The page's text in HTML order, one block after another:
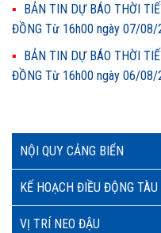
NỘI QUY CẢNG BIỂN
KẾ HOẠCH ĐIỀU ĐỘNG TÀU
VỊ TRÍ NEO ĐẬU
BẢN TIN DỰ BÁO THỜI
ĐỒNG Từ 16h00 ngày 07/
BẢN TIN DỰ BÁO THỜI
ĐỒNG Từ 16h00 ngày 06/